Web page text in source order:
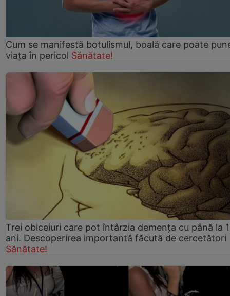
Cum se manifestă botulismul, boală care poate
viaţa în pericol Sănătate!
Trei obiceiuri care pot întârzia demența cu până la
ani. Descoperirea importantă făcută de cercetători
Sănătate!